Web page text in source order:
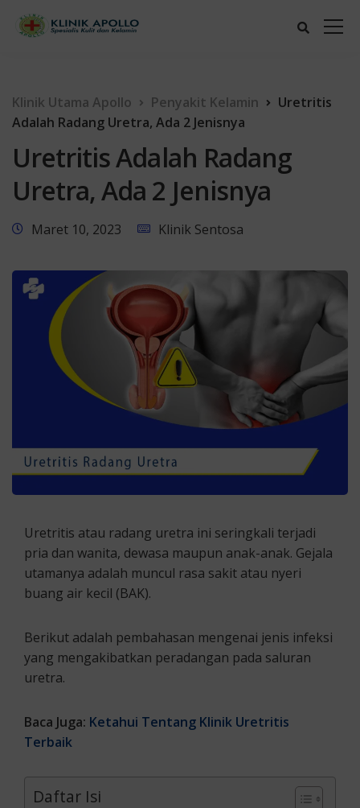
Klinik Utama Apollo Penyakit Kelamin
Uretritis
Adalah Radang Uretra, Ada 2 Jenisnya
Uretritis Adalah Radang
Uretra, Ada 2 Jenisnya
Maret 10, 2023 Klinik Sentosa
Uretritis atau radang uretra ini seringkali terjadi
pria dan wanita, dewasa maupun anak-anak. Gejala
utamanya adalah muncul rasa sakit atau nyeri
buang air kecil (BAK).
Berikut adalah pembahasan mengenai jenis infeksi
yang mengakibatkan peradangan pada saluran
uretra.
Baca Juga: Ketahui Tentang Klinik Uretritis
Terbaik
Daftar Isi